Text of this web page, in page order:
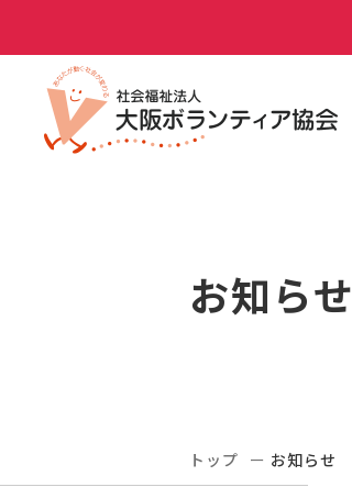
お知らせ
トップ お知らせ